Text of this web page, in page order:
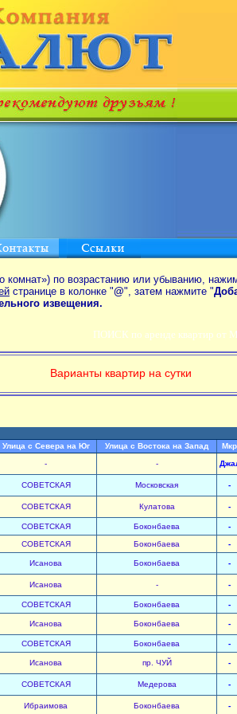
по возрастанию или убыванию,
странице в колонке "@", затем нажмите "
извещения.
ПОИСК по аренде квартир от
Варианты квартир на сутки
Улица с Севера на Юг Улица с Востока на Запад Мкр
- -
СОВЕТСКАЯ Московская -
СОВЕТСКАЯ Кулатова -
СОВЕТСКАЯ Боконбаева -
СОВЕТСКАЯ Боконбаева -
Исанова Боконбаева -
Исанова - -
СОВЕТСКАЯ Боконбаева -
Исанова Боконбаева -
СОВЕТСКАЯ Боконбаева -
Исанова пр. ЧУЙ -
СОВЕТСКАЯ Медерова -
Ибраимова Боконбаева -